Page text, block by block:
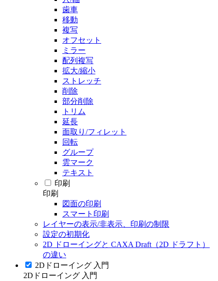
歯車
移動
複写
オフセット
ミラー
配列複写
拡大/縮小
ストレッチ
削除
部分削除
トリム
延長
面取り/フィレット
回転
グループ
雲マーク
テキスト
印刷
印刷
図面の印刷
スマート印刷
レイヤーの表示/非表示、印刷の制限
設定の初期化
2D ドローイングと CAXA Draft（2D ドラフト）
の違い
2Dドローイング 入門
2Dドローイング 入門